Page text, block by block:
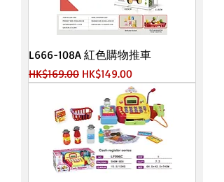
L666-108A 紅色購物推車
一般價格
HK$169.00 促銷價格
HK$149.00